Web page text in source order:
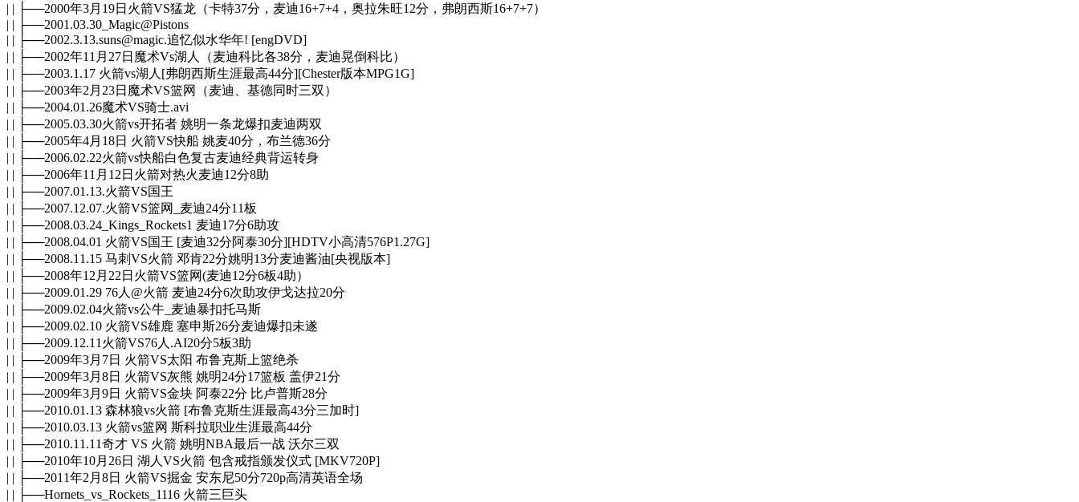
| | ├──2000年3月19日火箭VS猛龙（卡特37分，麦迪16+7+4，奥拉朱旺12分，弗朗西斯16+7+7）
| | ├──2001.03.30_Magic@Pistons
| | ├──2002.3.13.suns@magic.追忆似水华年! [engDVD]
| | ├──2002年11月27日魔术Vs湖人（麦迪科比各38分，麦迪晃倒科比）
| | ├──2003.1.17 火箭vs湖人[弗朗西斯生涯最高44分][Chester版本MPG1G]
| | ├──2003年2月23日魔术VS篮网（麦迪、基德同时三双）
| | ├──2004.01.26魔术VS骑士.avi
| | ├──2005.03.30火箭vs开拓者 姚明一条龙爆扣麦迪两双
| | ├──2005年4月18日 火箭VS快船 姚麦40分，布兰德36分
| | ├──2006.02.22火箭vs快船白色复古麦迪经典背运转身
| | ├──2006年11月12日火箭对热火麦迪12分8助
| | ├──2007.01.13.火箭VS国王
| | ├──2007.12.07.火箭VS篮网_麦迪24分11板
| | ├──2008.03.24_Kings_Rockets1 麦迪17分6助攻
| | ├──2008.04.01 火箭VS国王 [麦迪32分阿泰30分][HDTV小高清576P1.27G]
| | ├──2008.11.15 马刺VS火箭 邓肯22分姚明13分麦迪酱油[央视版本]
| | ├──2008年12月22日火箭VS篮网(麦迪12分6板4助）
| | ├──2009.01.29 76人@火箭 麦迪24分6次助攻伊戈达拉20分
| | ├──2009.02.04火箭vs公牛_麦迪暴扣托马斯
| | ├──2009.02.10 火箭VS雄鹿 塞申斯26分麦迪爆扣未遂
| | ├──2009.12.11火箭VS76人.AI20分5板3助
| | ├──2009年3月7日 火箭VS太阳 布鲁克斯上篮绝杀
| | ├──2009年3月8日 火箭VS灰熊 姚明24分17篮板 盖伊21分
| | ├──2009年3月9日 火箭VS金块 阿泰22分 比卢普斯28分
| | ├──2010.01.13 森林狼vs火箭 [布鲁克斯生涯最高43分三加时]
| | ├──2010.03.13 火箭vs篮网 斯科拉职业生涯最高44分
| | ├──2010.11.11奇才 VS 火箭 姚明NBA最后一战 沃尔三双
| | ├──2010年10月26日 湖人VS火箭 包含戒指颁发仪式 [MKV720P]
| | ├──2011年2月8日 火箭VS掘金 安东尼50分720p高清英语全场
| | ├──Hornets_vs_Rockets_1116 火箭三巨头